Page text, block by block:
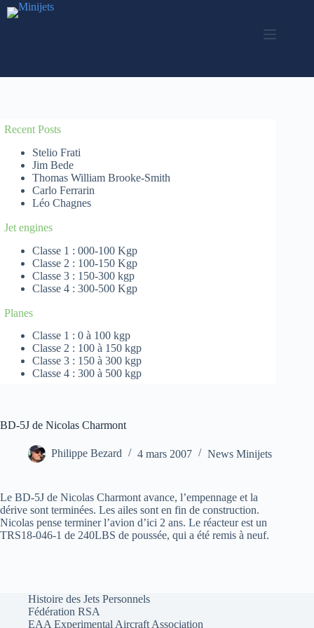
Passer
au
BD-5J de Nicolas Charmont
Philippe Bezard 4 mars 2007 News Minijets
Le BD-5J de Nicolas Charmont avance, l’empennage et la
dérive sont terminées. Les ailes sont en fin de construction.
Nicolas pense terminer l’avion d’ici 2 ans. Le réacteur est un
TRS18-046-1 de 240LBS de poussée, qui a été remis à neuf.
Recent Posts
Stelio Frati
Jim Bede
Thomas William Brooke-Smith
Carlo Ferrarin
Léo Chagnes
Jet engines
Classe 1 : 000-100 Kgp
Classe 2 : 100-150 Kgp
Classe 3 : 150-300 kgp
Classe 4 : 300-500 Kgp
Planes
Classe 1 : 0 à 100 kgp
Classe 2 : 100 à 150 kgp
Classe 3 : 150 à 300 kgp
Classe 4 : 300 à 500 kgp
Histoire des Jets Personnels
Fédération RSA
EAA Experimental Aircraft Association